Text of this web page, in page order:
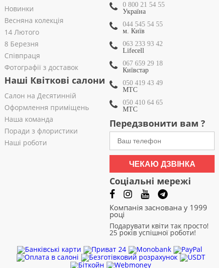
Новинки
Весняна колекція
14 Лютого
8 Березня
Співпраця
Фотографії з доставок
Наші Квіткові салони
Салон на Десятинній
Оформлення приміщень
Наша команда
Поради з флористики
Наші роботи
0 800 21 54 55
Україна
044 545 54 55
м. Київ
063 233 93 42
Lifecell
067 659 29 18
Київстар
050 419 43 49
МТС
050 410 64 65
МТС
Передзвонити вам ?
ЧЕКАЮ ДЗВІНКА
Соціальні мережі
Компанія заснована у 1999
році
Подарувати квіти так просто!
25 років успішної роботи!